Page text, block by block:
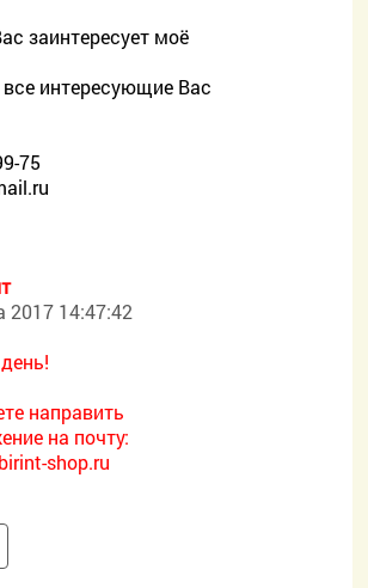
заинтересует моё
интересующие Вас
75
2017 14:47:42
направить
на почту:
shop.ru